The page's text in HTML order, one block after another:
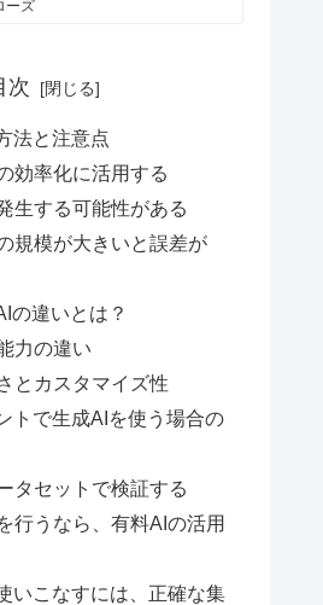
ーズ
次
法と注意点
効率化に活用する
生する可能性がある
規模が大きいと誤差が
の違いとは？
力の違い
とカスタマイズ性
トで生成AIを使う場合の
タセットで検証する
行うなら、有料AIの活用
いこなすには、正確な集